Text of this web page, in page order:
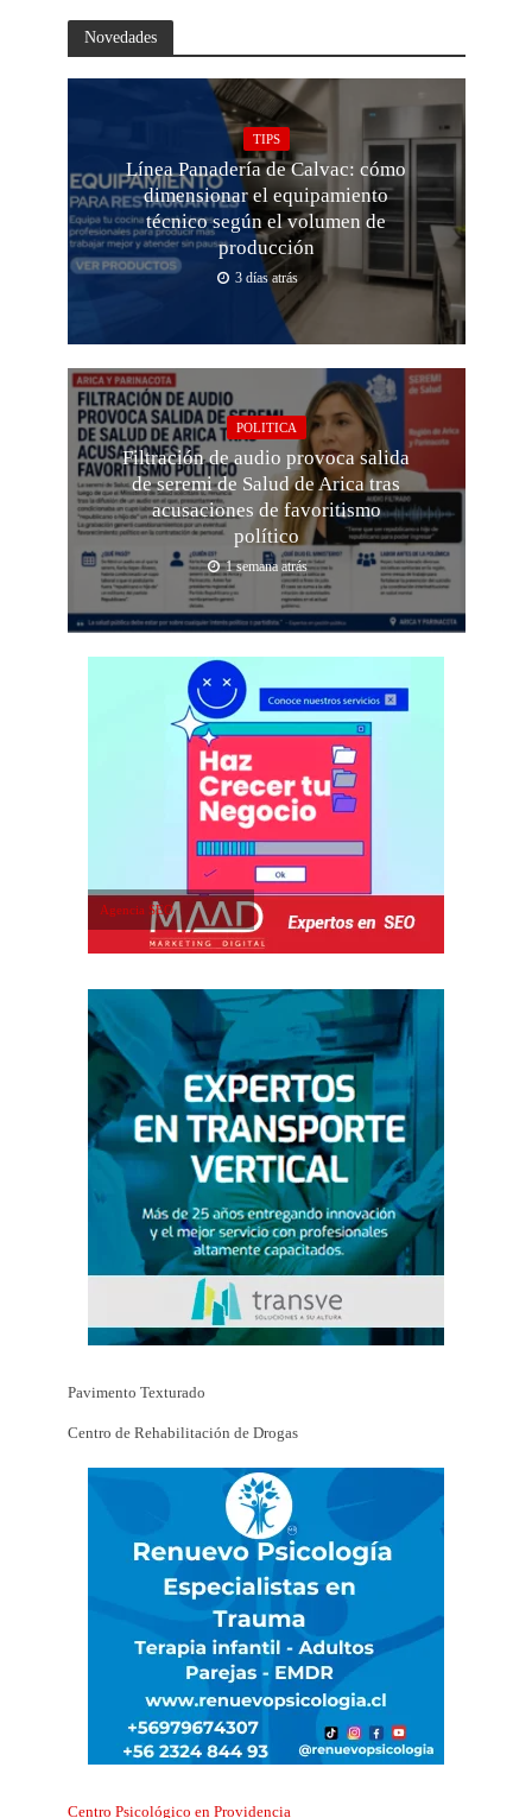
Novedades
TIPS
Línea Panadería de Calvac: cómo
dimensionar el equipamiento
técnico según el volumen de
producción
3 días atrás
POLITICA
Filtración de audio provoca salida
de seremi de Salud de Arica tras
acusaciones de favoritismo
político
1 semana atrás
Agencia SEO
Pavimento Texturado
Centro de Rehabilitación de Drogas
Centro Psicológico en Providencia